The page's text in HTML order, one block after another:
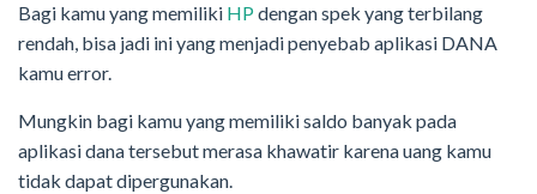
Bagi kamu yang memiliki HPdengan spek yang terbilang
rendah, bisa jadi ini yang menjadi penyebab aplikasi DANA
kamu error.
Mungkin bagi kamu yang memiliki saldo banyak pada
aplikasi dana tersebut merasa khawatir karena uang kamu
tidak dapat dipergunakan.